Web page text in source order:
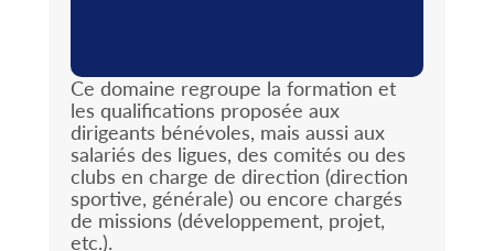
Ce domaine regroupe la formation et
les qualifications proposée aux
dirigeants bénévoles, mais aussi aux
salariés des ligues, des comités ou des
clubs en charge de direction (direction
sportive, générale) ou encore chargés
de missions (développement, projet,
etc.).